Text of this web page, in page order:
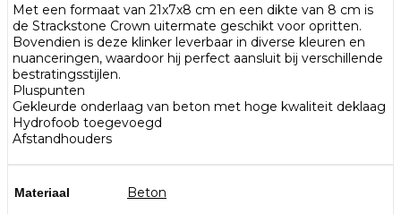
Met een formaat van 21x7x8 cm en een dikte van 8 cm is
de Strackstone Crown uitermate geschikt voor opritten.
Bovendien is deze klinker leverbaar in diverse kleuren en
nuanceringen, waardoor hij perfect aansluit bij verschillende
bestratingsstijlen.
Pluspunten
Gekleurde onderlaag van beton met hoge kwaliteit deklaag
Hydrofoob toegevoegd
Afstandhouders
Materiaal Beton